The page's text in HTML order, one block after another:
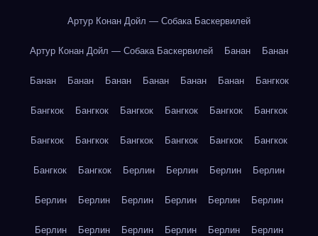
Артур Конан Дойл — Собака Баскервилей
Артур Конан Дойл — Собака Баскервилей Банан Банан
Банан Банан Банан Банан Банан Банан Бангкок
Бангкок Бангкок Бангкок Бангкок Бангкок Бангкок
Бангкок Бангкок Бангкок Бангкок Бангкок Бангкок
Бангкок Бангкок Берлин Берлин Берлин Берлин
Берлин Берлин Берлин Берлин Берлин Берлин
Берлин Берлин Берлин Берлин Берлин Берлин